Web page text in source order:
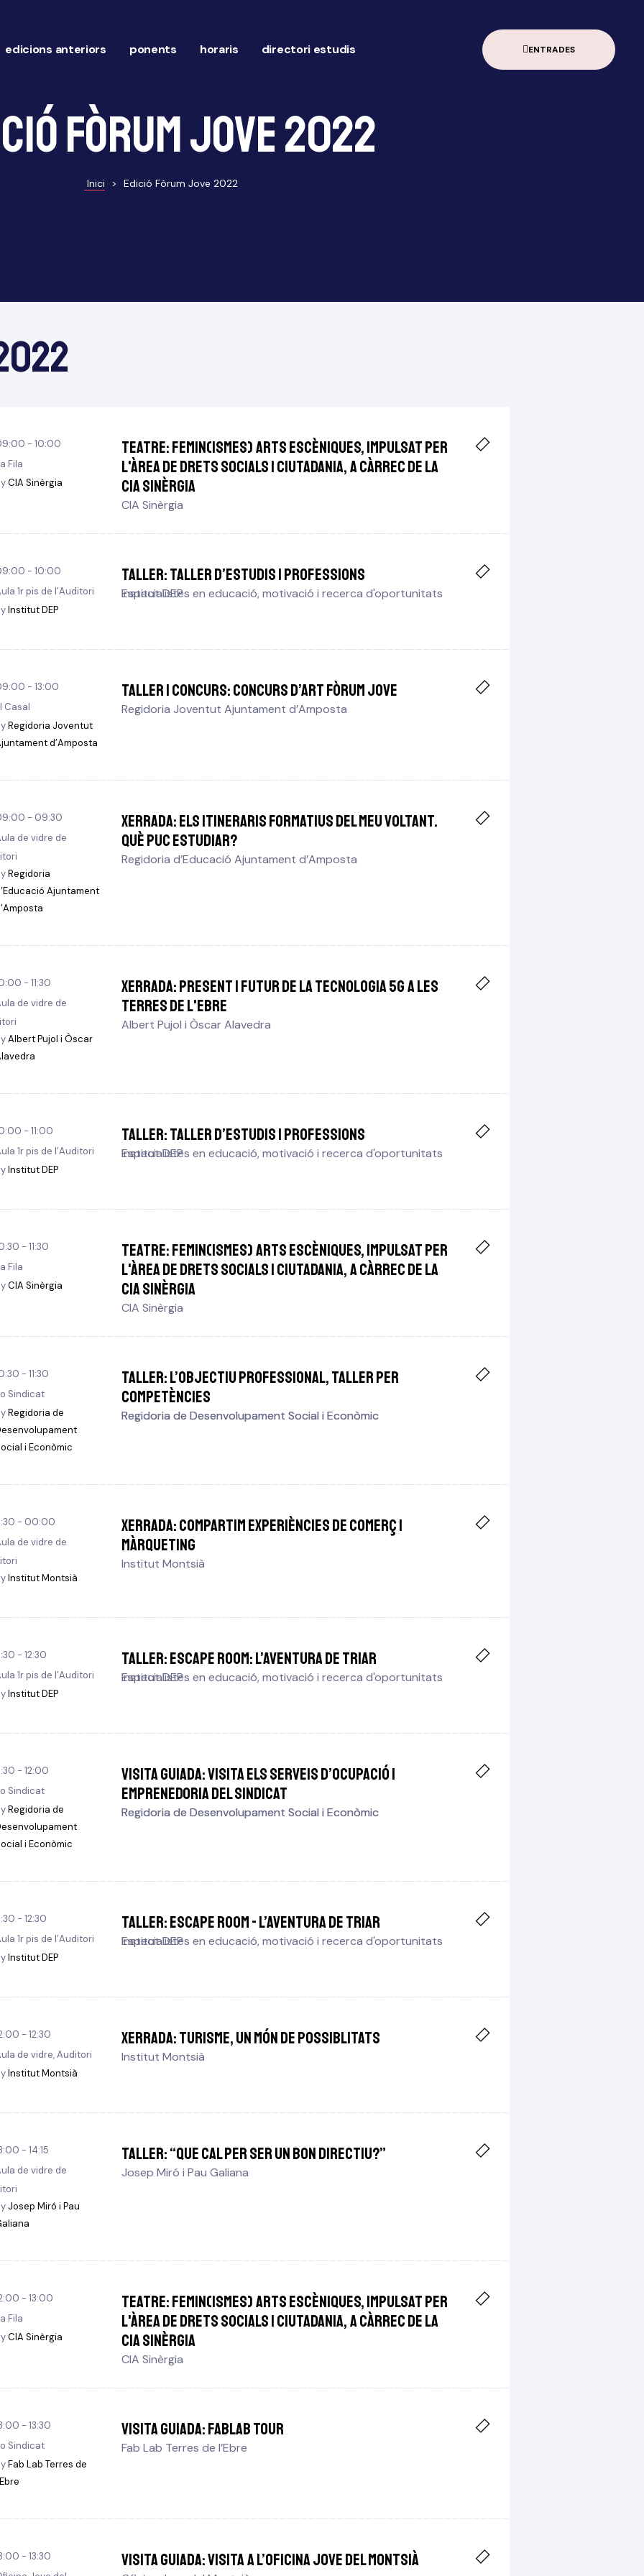
edicions anteriors ponents horaris directori estudis ENTRADES
fòrum jove 2022
Inici > Edició Fòrum Jove 2022
- 10:00
Fila
CIA Sinèrgia
TEATRE: Femin(ismes) Arts escèniques, impulsat per
l'Àrea de Drets Socials i Ciutadania, a càrrec de la
CIA Sinèrgia
CIA Sinèrgia
- 10:00
1r pis de l’Auditori
Institut DEP
TALLER: Taller d’estudis i professions
Institut DEP
Especialistes en educació, motivació i recerca d'oportunitats
- 13:00
Casal
Regidoria Joventut
d’Amposta
TALLER I CONCURS: Concurs d’art Fòrum Jove
Regidoria Joventut Ajuntament d’Amposta
- 09:30
de vidre de
Regidoria
Ajuntament
XERRADA: Els itineraris formatius del meu voltant.
Què puc estudiar?
Regidoria d’Educació Ajuntament d’Amposta
- 11:30
de vidre de
Albert Pujol i Òscar
XERRADA: Present i futur de la tecnologia 5G a les
Terres de l'Ebre
Albert Pujol i Òscar Alavedra
- 11:00
1r pis de l’Auditori
Institut DEP
TALLER: Taller d’estudis i professions
Institut DEP
Especialistes en educació, motivació i recerca d'oportunitats
- 11:30
Fila
CIA Sinèrgia
TEATRE: Femin(ismes) Arts escèniques, impulsat per
l'Àrea de Drets Socials i Ciutadania, a càrrec de la
CIA Sinèrgia
CIA Sinèrgia
- 11:30
Sindicat
Regidoria de
i Econòmic
TALLER: L’Objectiu professional, taller per
competències
Regidoria de Desenvolupament Social i Econòmic
Regidoria de Desenvolupament Social i Econòmic
- 00:00
de vidre de
Institut Montsià
XERRADA: Compartim experiències de comerç i
màrqueting
Institut Montsià
- 12:30
1r pis de l’Auditori
Institut DEP
TALLER: Escape Room: L’Aventura de triar
Institut DEP
Especialistes en educació, motivació i recerca d'oportunitats
- 12:00
Sindicat
Regidoria de
i Econòmic
VISITA GUIADA: Visita els serveis d’ocupació i
emprenedoria del Sindicat
Regidoria de Desenvolupament Social i Econòmic
Regidoria de Desenvolupament Social i Econòmic
- 12:30
1r pis de l’Auditori
Institut DEP
TALLER: Escape Room - L’aventura de triar
Institut DEP
Especialistes en educació, motivació i recerca d'oportunitats
- 12:30
de vidre, Auditori
Institut Montsià
XERRADA: Turisme, un món de possiblitats
Institut Montsià
- 14:15
de vidre de
Josep Miró i Pau
TALLER: “Que cal per ser un bon directiu?”
Josep Miró i Pau Galiana
- 13:00
Fila
CIA Sinèrgia
TEATRE: Femin(ismes) Arts escèniques, impulsat per
l'Àrea de Drets Socials i Ciutadania, a càrrec de la
CIA Sinèrgia
CIA Sinèrgia
- 13:30
Sindicat
Fab Lab Terres de
VISITA GUIADA: FABLAB Tour
Fab Lab Terres de l’Ebre
- 13:30
VISITA GUIADA: Visita a l’Oficina Jove del Montsià